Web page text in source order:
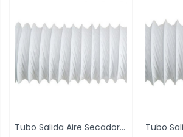
Tubo Salida Aire Secadora Ø 90 mm. x 3 Metros